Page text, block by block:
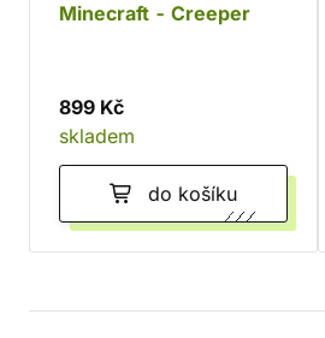
Minecraft - Creeper
899 Kč
skladem
do košíku